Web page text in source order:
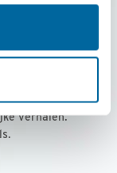
per jaar
met
verhalen.